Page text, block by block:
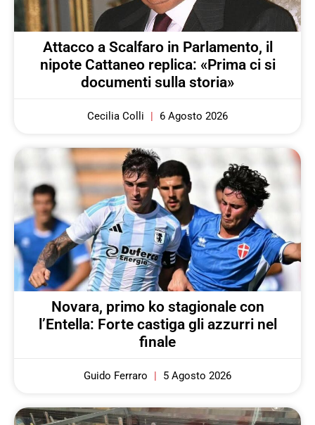
Attacco a Scalfaro in Parlamento, il
nipote Cattaneo replica: «Prima ci si
documenti sulla storia»
Cecilia Colli 6 Agosto 2026
Novara, primo ko stagionale con
l’Entella: Forte castiga gli azzurri nel
finale
Guido Ferraro 5 Agosto 2026